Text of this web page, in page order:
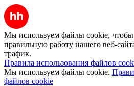
Мы используем файлы cookie, чтобы
правильную работу нашего веб-
трафик.
Правила использования файлов
Мы используем файлы cookie.
файлов cookie